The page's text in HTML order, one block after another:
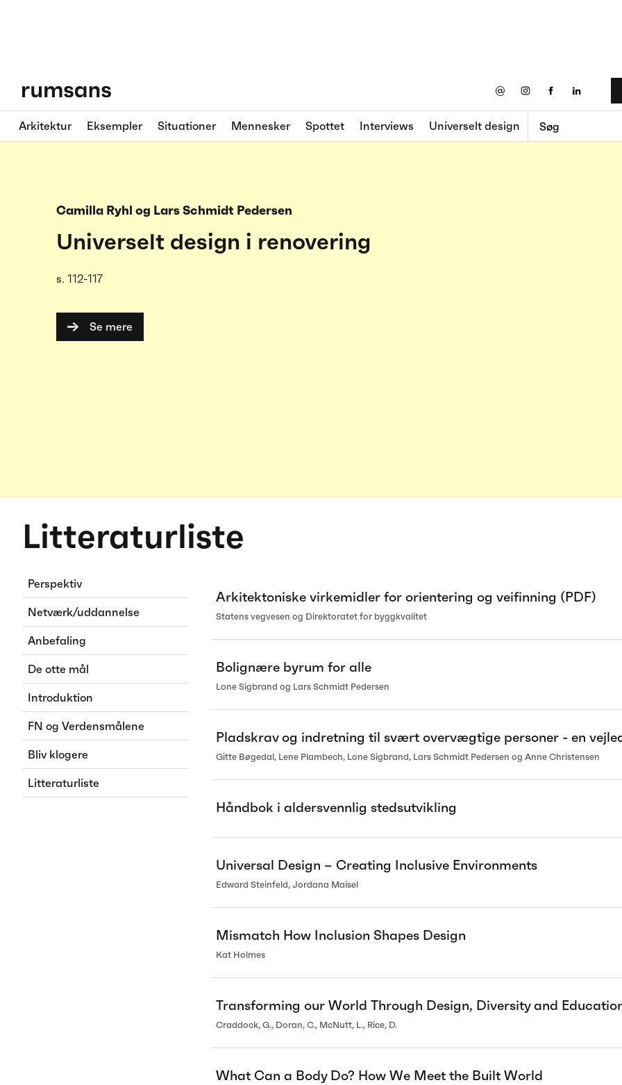
@
Arkitektur Eksempler Situationer Mennesker Spottet Interviews Universelt design
Camilla Ryhl og Lars Schmidt Pedersen
Universelt design i renovering
s. 112-117
Se mere
Litteraturliste
Perspektiv
Netværk/uddannelse
Anbefaling
De otte mål
Introduktion
FN og Verdensmålene
Bliv klogere
Litteraturliste
Arkitektoniske virkemidler for orientering og veifinning (PDF)
Statens vegvesen og Direktoratet for byggkvalitet
Bolignære byrum for alle
Lone Sigbrand og Lars Schmidt Pedersen
Pladskrav og indretning til svært overvægtige personer - en
Gitte Bøgedal, Lene Plambech, Lone Sigbrand, Lars Schmidt Pedersen og Anne Christensen
Håndbok i aldersvennlig stedsutvikling
Universal Design – Creating Inclusive Environments
Edward Steinfeld, Jordana Maisel
Mismatch How Inclusion Shapes Design
Kat Holmes
Transforming our World Through Design, Diversity and
Craddock, G., Doran, C., McNutt, L., Rice, D.
What Can a Body Do? How We Meet the Built World